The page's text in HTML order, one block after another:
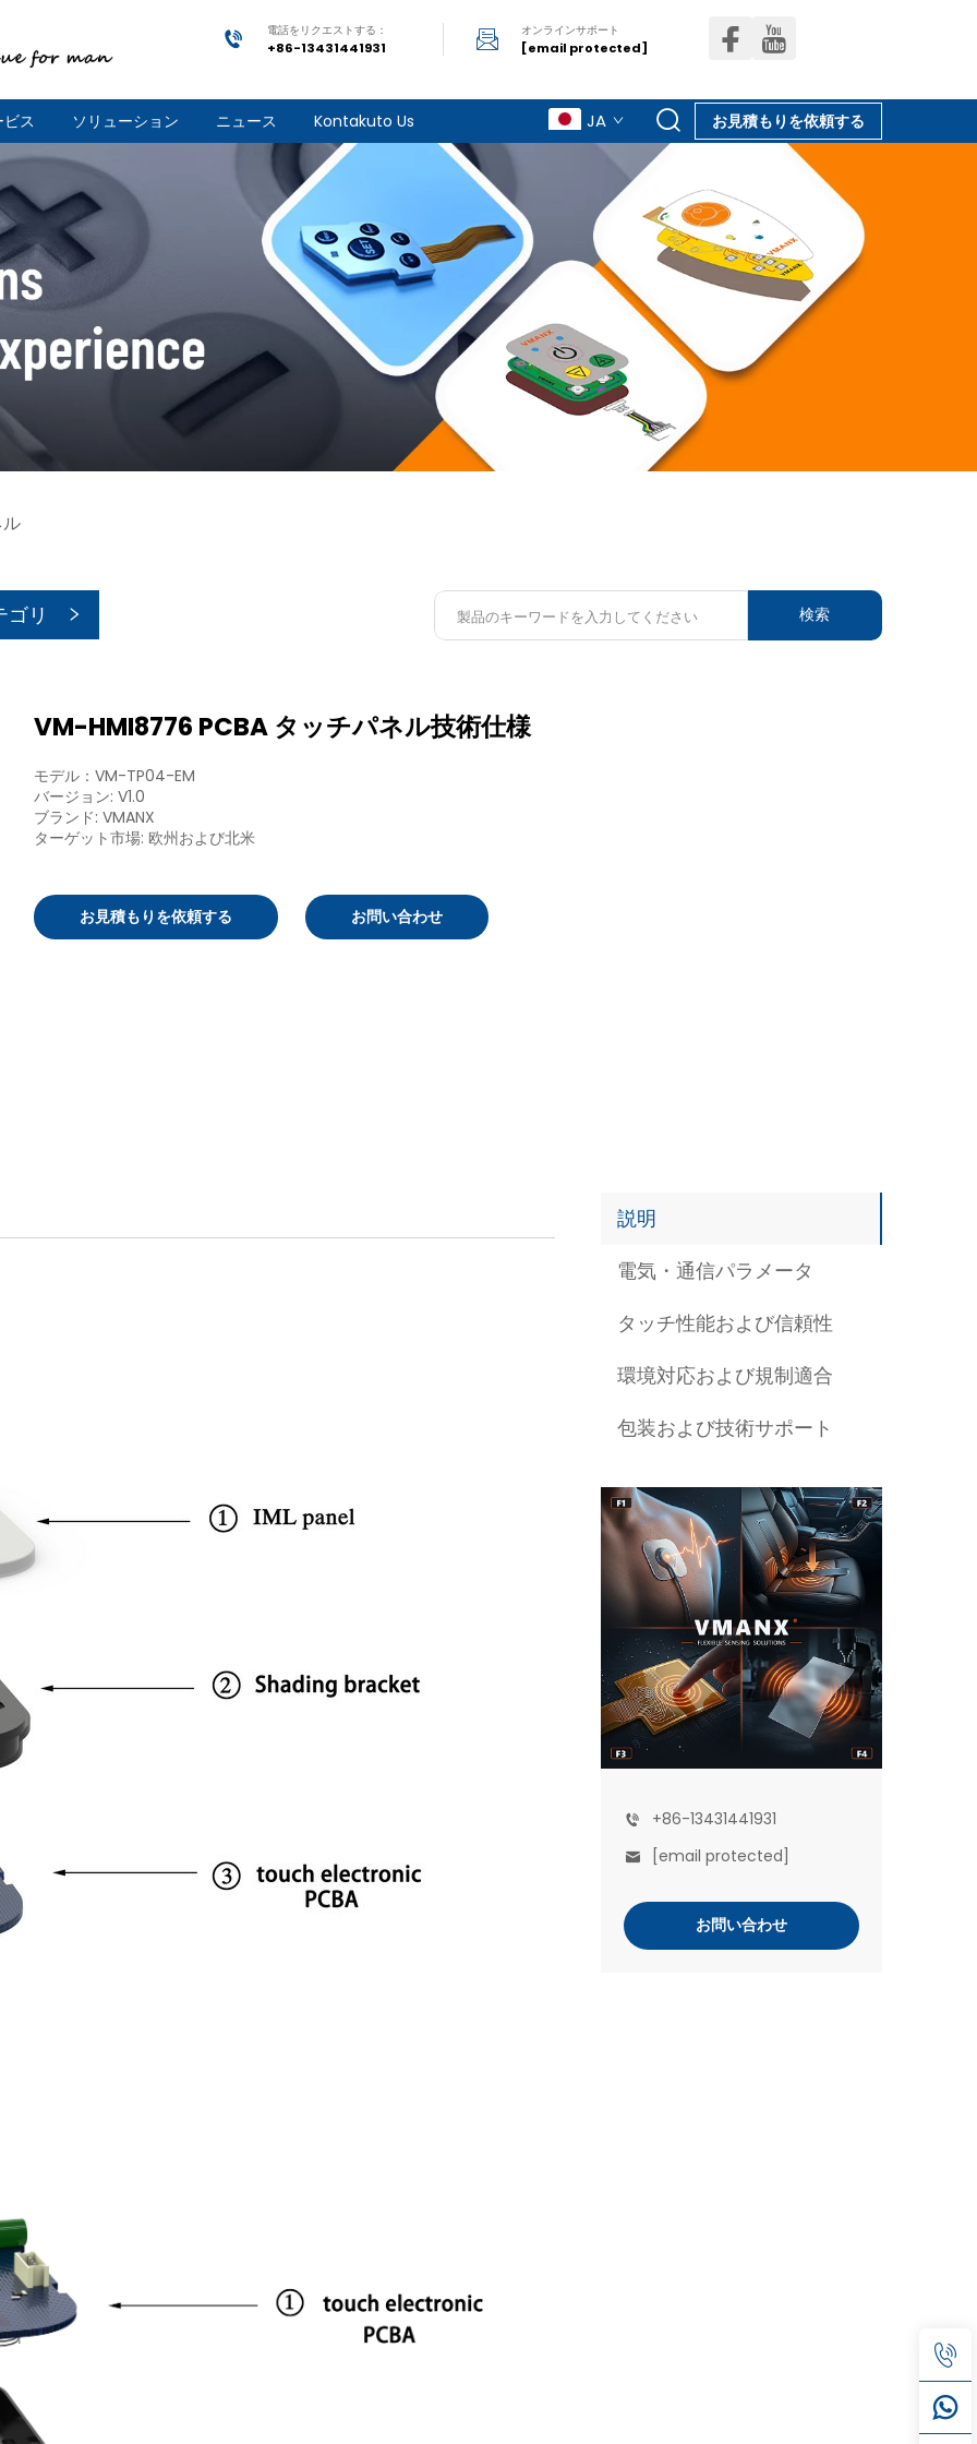
電話をリクエストする：
+86-13431441931
オンラインサポート
[email protected]
ス ソリューション ニュース Kontakuto Us JA お見積もりを依頼する
ゴリ 検索
VM-HMI8776 PCBA タッチパネル技術仕様
モデル：VM-TP04-EM
バージョン: V1.0
ブランド: VMANX
ターゲット市場: 欧州および北米
お見積もりを依頼する お問い合わせ
説明
電気・通信パラメータ
タッチ性能および信頼性
環境対応および規制適合
包装および技術サポート
+86-13431441931
[email protected]
お問い合わせ